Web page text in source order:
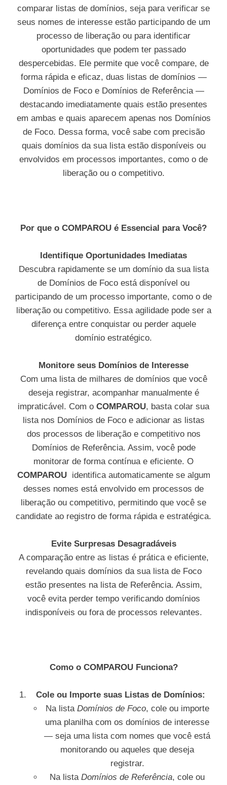
comparar listas de domínios, seja para verificar se
seus nomes de interesse estão participando de um
processo de liberação ou para identificar
oportunidades que podem ter passado
despercebidas. Ele permite que você compare, de
forma rápida e eficaz, duas listas de domínios —
Domínios de Foco e Domínios de Referência —
destacando imediatamente quais estão presentes
em ambas e quais aparecem apenas nos Domínios
de Foco. Dessa forma, você sabe com precisão
quais domínios da sua lista estão disponíveis ou
envolvidos em processos importantes, como o de
liberação ou o competitivo.
Por que o COMPAROU é Essencial para Você?
Identifique Oportunidades Imediatas
Descubra rapidamente se um domínio da sua lista
de Domínios de Foco está disponível ou
participando de um processo importante, como o de
liberação ou competitivo. Essa agilidade pode ser a
diferença entre conquistar ou perder aquele
domínio estratégico.
Monitore seus Domínios de Interesse
Com uma lista de milhares de domínios que você
deseja registrar, acompanhar manualmente é
impraticável. Com o COMPAROU, basta colar sua
lista nos Domínios de Foco e adicionar as listas
dos processos de liberação e competitivo nos
Domínios de Referência. Assim, você pode
monitorar de forma contínua e eficiente. O
COMPAROU identifica automaticamente se algum
desses nomes está envolvido em processos de
liberação ou competitivo, permitindo que você se
candidate ao registro de forma rápida e estratégica.
Evite Surpresas Desagradáveis
A comparação entre as listas é prática e eficiente,
revelando quais domínios da sua lista de Foco
estão presentes na lista de Referência. Assim,
você evita perder tempo verificando domínios
indisponíveis ou fora de processos relevantes.
Como o COMPAROU Funciona?
Cole ou Importe suas Listas de Domínios:
Na lista Domínios de Foco, cole ou importe
uma planilha com os domínios de interesse
— seja uma lista com nomes que você está
monitorando ou aqueles que deseja
registrar.
Na lista Domínios de Referência, cole ou